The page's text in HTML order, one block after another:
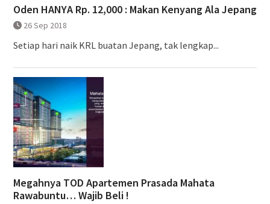
Oden HANYA Rp. 12,000 : Makan Kenyang Ala Jepang
26 Sep 2018
Setiap hari naik KRL buatan Jepang, tak lengkap...
Megahnya TOD Apartemen Prasada Mahata
Rawabuntu… Wajib Beli !